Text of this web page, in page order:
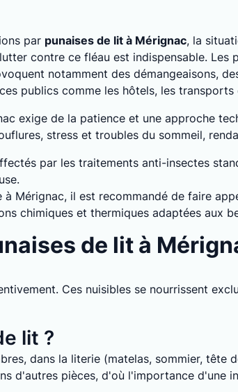
par punaises de lit à Mérignac, la
contre ce fléau est indispensable. Les
notamment des démangeaisons,
publics comme les hôtels, les
exige de la patience et une approche
stress et troubles du sommeil,
par les traitements anti-insectes
Mérignac, il est recommandé de faire
chimiques et thermiques adaptées aux
de lit à
Ces nuisibles se nourrissent
lit ?
dans la literie (matelas, sommier, tête
d'autres pièces, d'où l'importance d'une